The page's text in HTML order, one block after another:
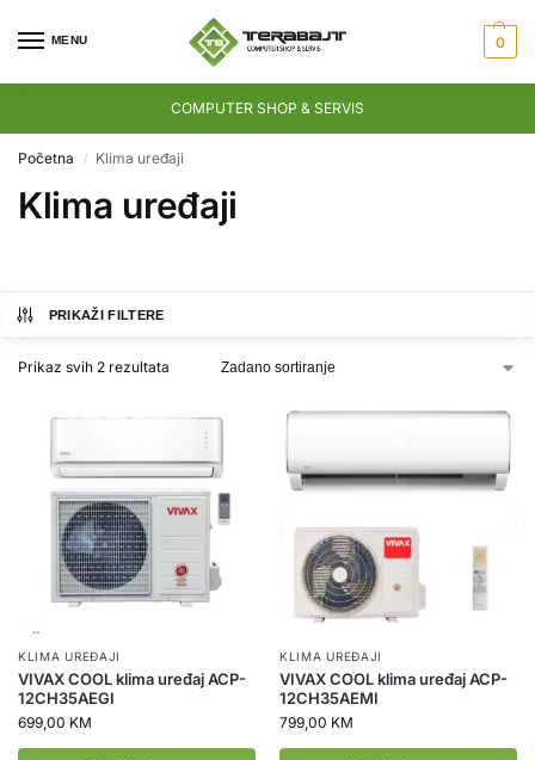
MENU 0
COMPUTER SHOP & SERVIS
Početna / Klima uređaji
Klima uređaji
PRIKAŽI FILTERE
Prikaz svih 2 rezultata
KLIMA UREĐAJI
VIVAX COOL klima uređaj ACP-
12CH35AEGI
699,00 KM
KLIMA UREĐAJI
VIVAX COOL klima uređaj ACP-
12CH35AEMI
799,00 KM